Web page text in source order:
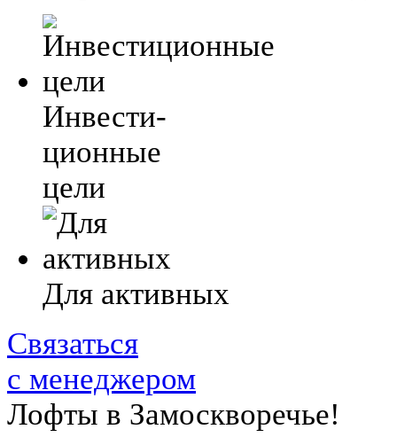
Инвести-
ционные
цели
Для активных
Связаться
с менеджером
Лофты в Замоскворечье!